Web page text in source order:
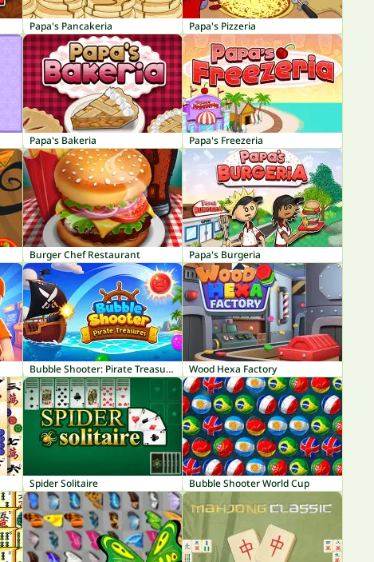
Papa's Pancakeria Papa's Pizzeria
Papa's Bakeria Papa's Freezeria
Burger Chef Restaurant Papa's Burgeria
Bubble Shooter: Pirate Treasures Wood Hexa Factory
Spider Solitaire Bubble Shooter World Cup